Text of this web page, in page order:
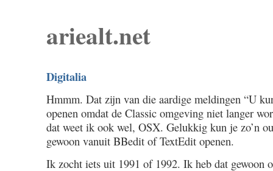
ariealt.net
Digitalia
Hmmm. Dat zijn van die aardige meldingen “U
openen omdat de Classic omgeving niet langer
dat weet ik ook wel, OSX. Gelukkig kun je zo’n
gewoon vanuit BBedit of TextEdit openen.
Ik zocht iets uit 1991 of 1992. Ik heb dat gewoon